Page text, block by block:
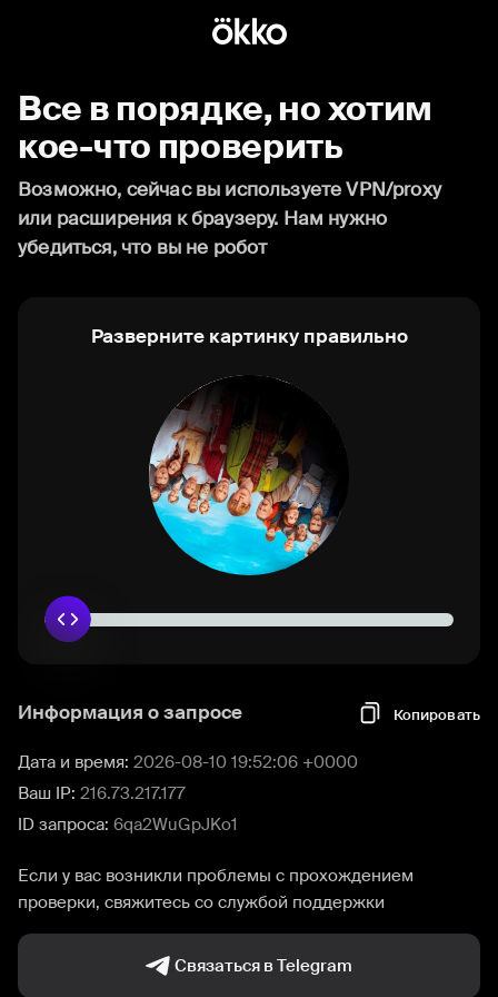
Все в порядке, но хотим
кое-что проверить
Возможно, сейчас вы используете VPN/proxy
или расширения к браузеру. Нам нужно
убедиться, что вы не робот
Разверните картинку правильно
Информация о запросе Копировать
Дата и время: 2026-08-10 19:52:06 +0000
Ваш IP: 216.73.217.177
ID запроса: 6qa2WuGpJKo1
Если у вас возникли проблемы с прохождением
проверки, свяжитесь со службой поддержки
Связаться в Telegram